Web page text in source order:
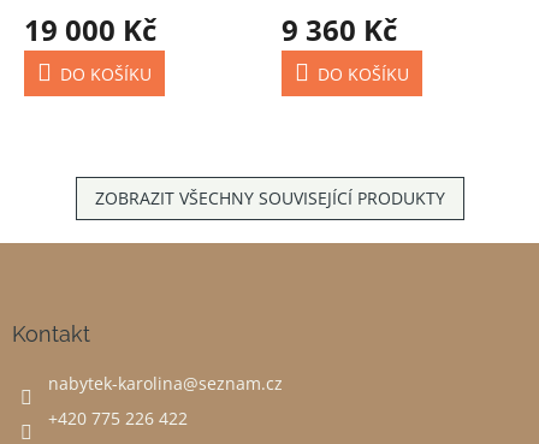
19 000 Kč
DO KOŠÍKU
9 360 Kč
DO KOŠÍKU
ZOBRAZIT VŠECHNY SOUVISEJÍCÍ PRODUKTY
Kontakt
nabytek-karolina@seznam.cz
+420 775 226 422